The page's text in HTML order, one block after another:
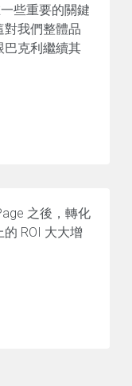
些重要的關鍵
對我們整體品
巴克利繼續其
之後，轉化
ROI 大大增